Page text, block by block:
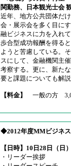
関勤務、日本観光士会
近年、地方公共団体だ
会・展示会を多く目に
融ビジネスに力を入れ
歩合型成功報酬を得る
ようと苦慮している。
スにして、金融機関主
考察する。更に、新た
要と課題についても解
【料金】 一般の方
◆2012年度MMビジネ
【日時】10日28日（日
・リーダー挨拶